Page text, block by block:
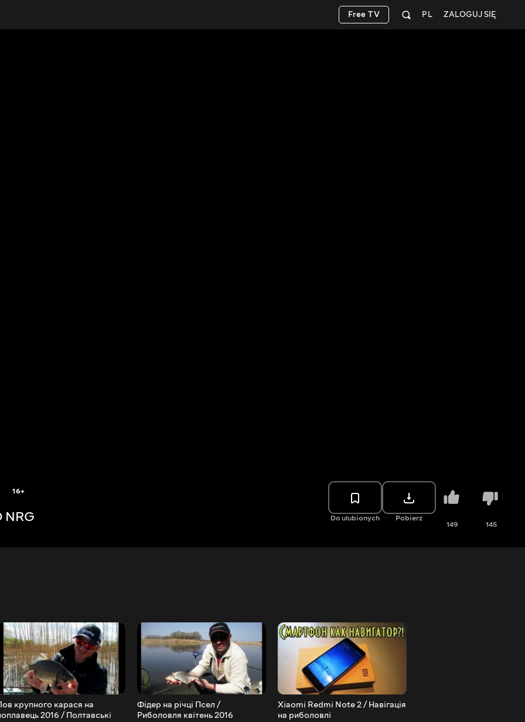
ZALOGUJ SIĘ
PL
Free TV
16+
NRG Do ulubionych Pobierz
149 145
крупного карася на
2016 / Полтавські
Фідер на річці Псел /
Риболовля квітень 2016
Xiaomi Redmi Note 2 / Навігація
на риболовлі